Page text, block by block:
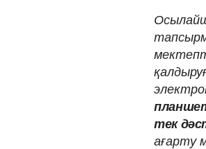
тек
ағарту